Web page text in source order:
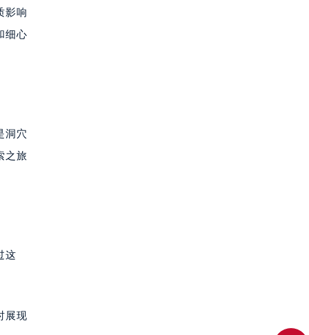
影响
细心
洞穴
之旅
这
展现